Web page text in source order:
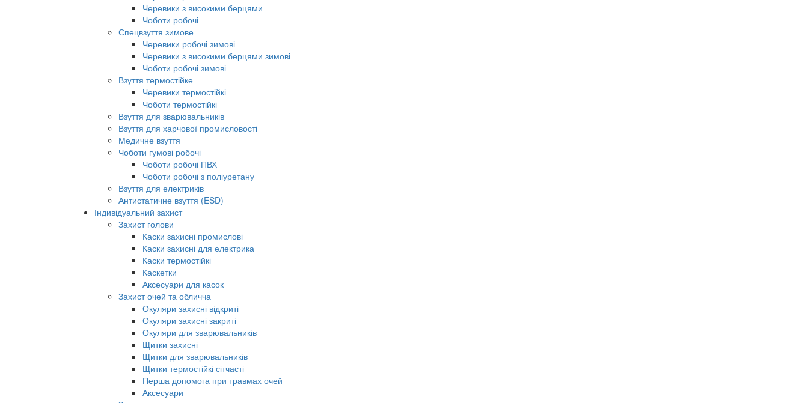
Черевики з високими берцями
Чоботи робочі
Спецвзуття зимове
Черевики робочі зимові
Черевики з високими берцями зимові
Чоботи робочі зимові
Взуття термостійке
Черевики термостійкі
Чоботи термостійкі
Взуття для зварювальників
Взуття для харчової промисловості
Медичне взуття
Чоботи гумові робочі
Чоботи робочі ПВХ
Чоботи робочі з поліуретану
Взуття для електриків
Антистатичне взуття (ESD)
Індивідуальний захист
Захист голови
Каски захисні промислові
Каски захисні для електрика
Каски термостійкі
Каскетки
Аксесуари для касок
Захист очей та обличча
Окуляри захисні відкриті
Окуляри захисні закриті
Окуляри для зварювальників
Щитки захисні
Щитки для зварювальників
Щитки термостійкі сітчасті
Перша допомога при травмах очей
Аксесуари